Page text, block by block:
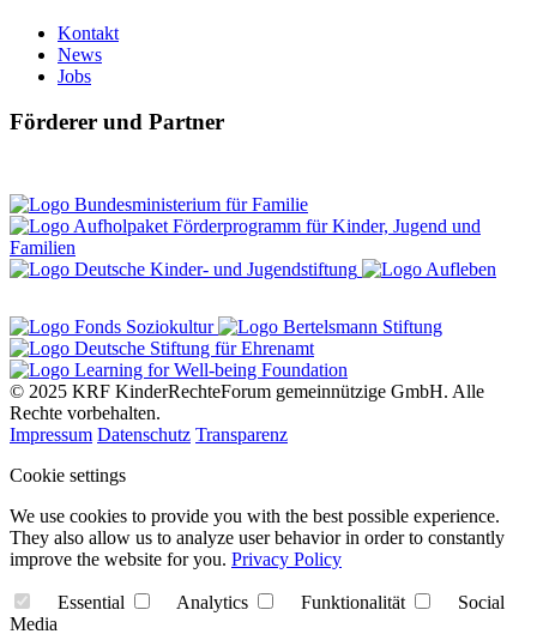
Kontakt
News
Jobs
Förderer und Partner
© 2025 KRF KinderRechteForum gemeinnützige GmbH. Alle
Rechte vorbehalten.
Impressum Datenschutz Transparenz
Cookie settings
We use cookies to provide you with the best possible experience.
They also allow us to analyze user behavior in order to constantly
improve the website for you. Privacy Policy
Essential Analytics Funktionalität
Social
Media